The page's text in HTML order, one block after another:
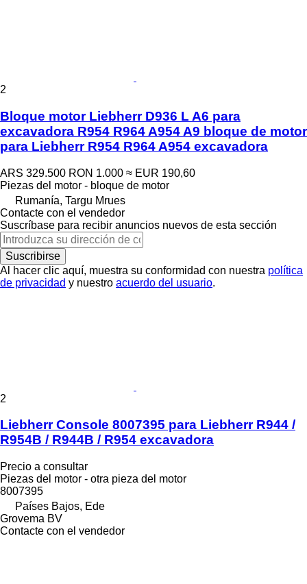
2
Bloque motor Liebherr D936 L A6 para
excavadora R954 R964 A954 A9 bloque de motor
para Liebherr R954 R964 A954 excavadora
ARS 329.500 RON 1.000 ≈ EUR 190,60
Piezas del motor - bloque de motor
Rumanía, Targu Mrues
Contacte con el vendedor
Suscríbase para recibir anuncios nuevos de esta sección
Suscribirse
Al hacer clic aquí, muestra su conformidad con nuestra política
de privacidad y nuestro acuerdo del usuario.
2
Liebherr Console 8007395 para Liebherr R944 /
R954B / R944B / R954 excavadora
Precio a consultar
Piezas del motor - otra pieza del motor
8007395
Países Bajos, Ede
Grovema BV
Contacte con el vendedor